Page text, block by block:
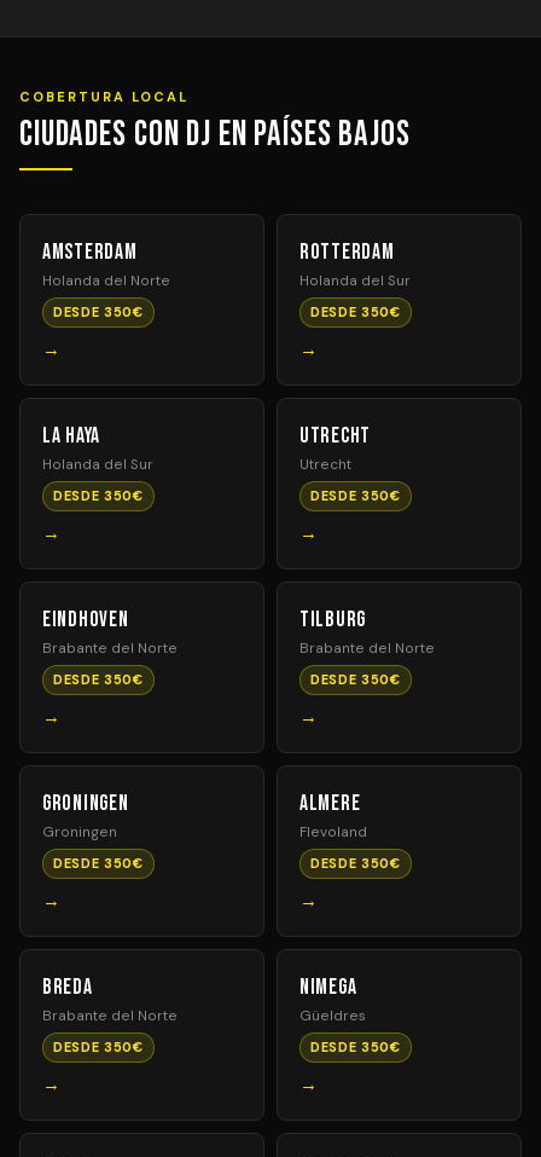
COBERTURA LOCAL
Ciudades con DJ en Países Bajos
Amsterdam
Holanda del Norte
DESDE 350€
→
Rotterdam
Holanda del Sur
DESDE 350€
→
La Haya
Holanda del Sur
DESDE 350€
→
Utrecht
Utrecht
DESDE 350€
→
Eindhoven
Brabante del Norte
DESDE 350€
→
Tilburg
Brabante del Norte
DESDE 350€
→
Groningen
Groningen
DESDE 350€
→
Almere
Flevoland
DESDE 350€
→
Breda
Brabante del Norte
DESDE 350€
→
Nimega
Güeldres
DESDE 350€
→